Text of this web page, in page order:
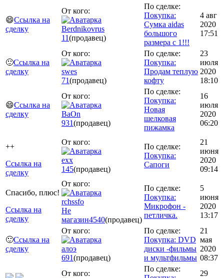
😄Ссылка на
сделку
От кого:
Berdnikovrus
11(продавец)
По сделке:
Покупка:
Сумка aidas
большого
размера с 1!!!
4 авг
2020
17:51
🙂Ссылка на
сделку
От кого:
swes
71(продавец)
По сделке:
Покупка:
Продам теплую
кофту
23
июля
2020
18:10
😄Ссылка на
сделку
От кого:
BaOn
931(продавец)
По сделке:
Покупка:
Новая
шелковая
пижамка
16
июля
2020
06:20
++
Ссылка на
сделку
От кого:
exx
145(продавец)
По сделке:
Покупка:
Сапоги
21
июня
2020
09:14
Спасибо, плюс!
Ссылка на
сделку
От кого:
rchssfo
Не
магазин4540(продавец)
По сделке:
Покупка:
Микрофон -
петличка.
5
июня
2020
13:17
🙂Ссылка на
сделку
От кого:
алоэ
691(продавец)
По сделке:
Покупка: DVD
диски -фильмы
и мультфильмы
21
мая
2020
08:37
От кого:
По сделке:
29